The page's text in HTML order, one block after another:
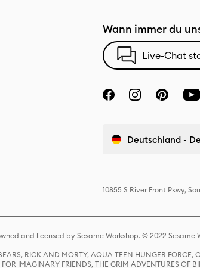
Wann immer du
Live-Chat
Deutschland -
10855 S River Front Pkwy,
and licensed by Sesame Workshop. © 2022 Sesame
RICK AND MORTY, AQUA TEEN HUNGER
IMAGINARY FRIENDS, THE GRIM ADVENTURES OF